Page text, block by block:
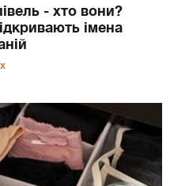
- хто вони?
імена